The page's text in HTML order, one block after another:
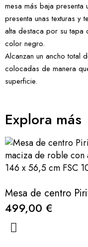
mesa más baja
presenta unas texturas y
alta destaca por su tapa
color negro.
Alcanzan un ancho total
colocadas de manera
superficie.
Explora más
499,00 €